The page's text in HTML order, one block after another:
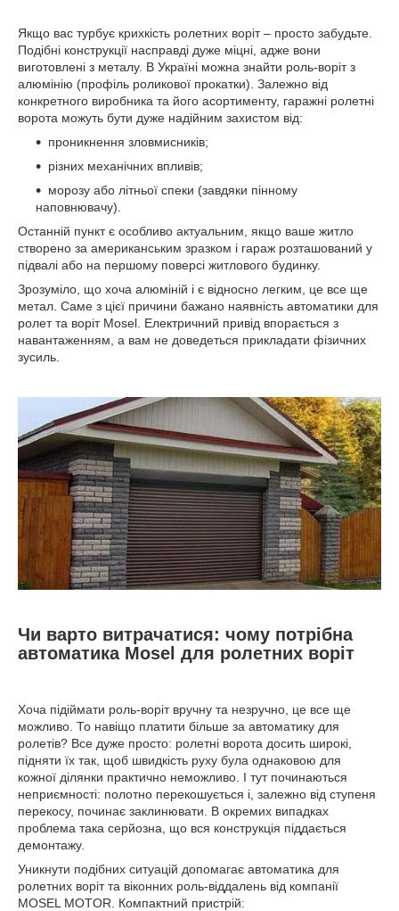
Якщо вас турбує крихкість ролетних воріт – просто забудьте.
Подібні конструкції насправді дуже міцні, адже вони
виготовлені з металу. В Україні можна знайти роль-воріт з
алюмінію (профіль роликової прокатки). Залежно від
конкретного виробника та його асортименту, гаражні ролетні
ворота можуть бути дуже надійним захистом від:
проникнення зловмисників;
різних механічних впливів;
морозу або літньої спеки (завдяки пінному
наповнювачу).
Останній пункт є особливо актуальним, якщо ваше житло
створено за американським зразком і гараж розташований у
підвалі або на першому поверсі житлового будинку.
Зрозуміло, що хоча алюміній і є відносно легким, це все ще
метал. Саме з цієї причини бажано наявність автоматики для
ролет та воріт Mosel. Електричний привід впорається з
навантаженням, а вам не доведеться прикладати фізичних
зусиль.
Чи варто витрачатися: чому потрібна
автоматика Mosel для ролетних воріт
Хоча підіймати роль-воріт вручну та незручно, це все ще
можливо. То навіщо платити більше за автоматику для
ролетів? Все дуже просто: ролетні ворота досить широкі,
підняти їх так, щоб швидкість руху була однаковою для
кожної ділянки практично неможливо. І тут починаються
неприємності: полотно перекошується і, залежно від ступеня
перекосу, починає заклинювати. В окремих випадках
проблема така серйозна, що вся конструкція піддається
демонтажу.
Уникнути подібних ситуацій допомагає автоматика для
ролетних воріт та віконних роль-віддалень від компанії
MOSEL MOTOR. Компактний пристрій: